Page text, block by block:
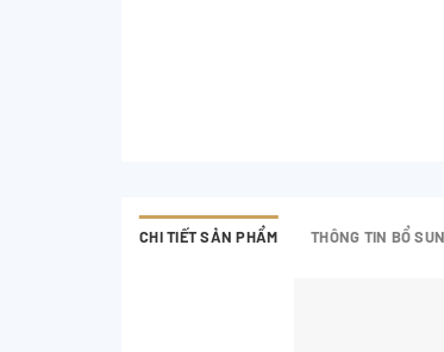
CHI TIẾT SẢN PHẨM THÔNG TIN BỔ